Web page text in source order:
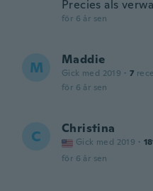
Precies als
för 6 år sen
M Maddie
Gick med 2019 · 7
för 6 år sen
C Christina
Gick med 2019 ·
för 6 år sen